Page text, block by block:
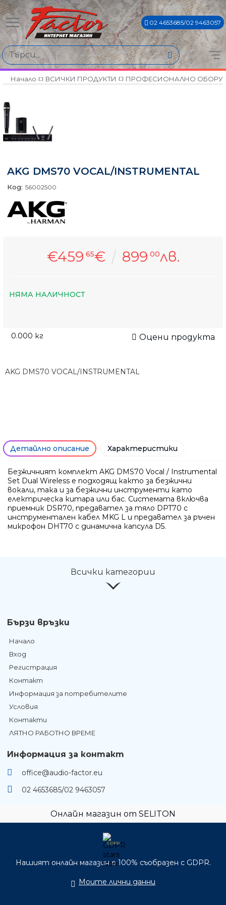
02 4653685/02 9463057
Начало ВСИЧКИ ПРОДУКТИ ПРОФЕСИОНАЛНО
AKG DMS70 VOCAL/INSTRUMENTAL
Код: 56002500
€459 65€ 899 00лв.
НЯМА НАЛИЧНОСТ
0.000 кг Оцени продукта
AKG DMS70 VOCAL/INSTRUMENTAL
Детайлно описание Характеристики
Безжичният комплект AKG DMS70 Vocal / Instrumental
Set Dual Wireless е подходящ както за безжични
вокали, така и за безжични инструменти като
електрическа китара или бас. Системата включва
приемник DSR70, предавател за тяло DPT70 с
инструментален кабел MKG L и предавател за ръчен
микрофон DHT70 с динамична капсула D5.
Всички категории
Бързи връзки
Начало
Вход
Регистрация
Контакт
Информация за потребителите
Условия
Контакти
ЛЯТНО РАБОТНО ВРЕМЕ
Информация за контакт
office@audio-factor.eu
02 4653685/02 9463057
Онлайн магазин от SELITON
GDPR
Нашият онлайн магазин е 100% съобразен с GDPR.
Моите лични данни